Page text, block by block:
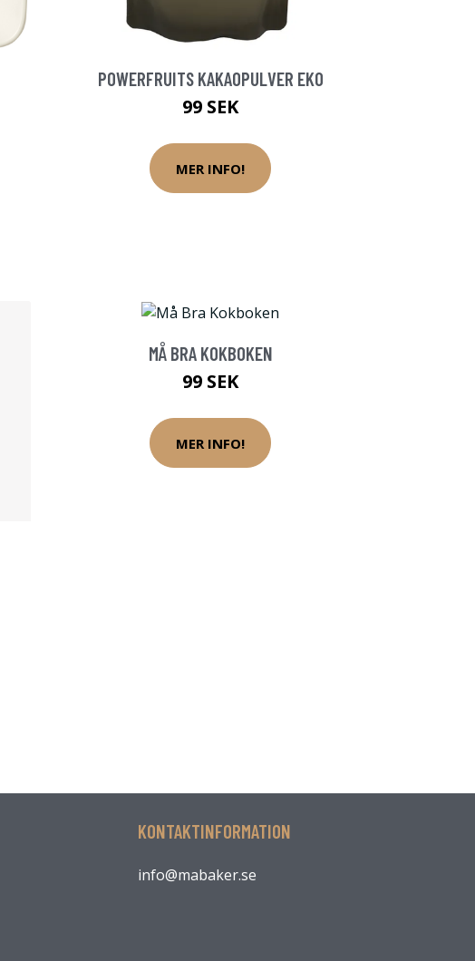
POWERFRUITS KAKAOPULVER EKO
99 SEK
MER INFO!
MÅ BRA KOKBOKEN
99 SEK
MER INFO!
KONTAKTINFORMATION
info@mabaker.se